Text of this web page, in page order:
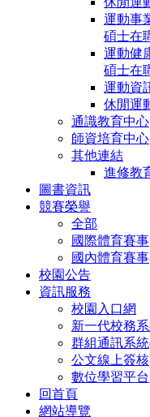
運動事
碩士在
運動健
碩士在
運動資
休閒運
通識教育中心
師資培育中心
其他連結
進修教
圖書資訊
競賽榮譽
全部
國際體育賽事
國內體育賽事
校園公告
資訊服務
校園入口網
新一代校務
群組通訊系
公文線上簽核
數位學習平台
回首頁
網站導覽